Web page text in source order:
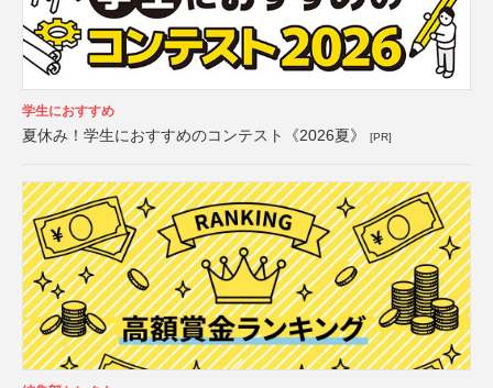
学生におすすめ
夏休み！学生におすすめのコンテスト《2026夏》 [PR]